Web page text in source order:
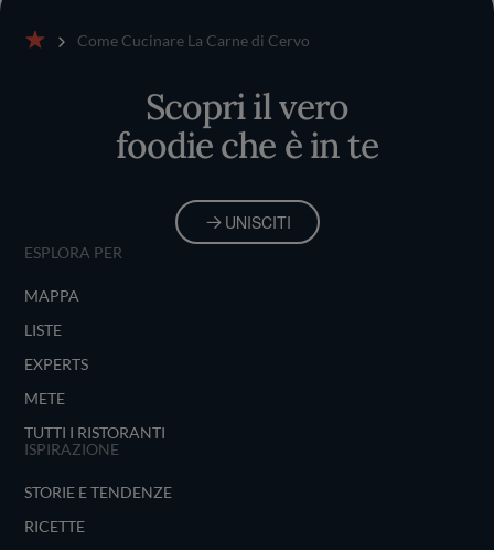
Come Cucinare La Carne di Cervo
Scopri il vero
foodie che è in te
UNISCITI
ESPLORA PER
MAPPA
LISTE
EXPERTS
METE
TUTTI I RISTORANTI
ISPIRAZIONE
STORIE E TENDENZE
RICETTE